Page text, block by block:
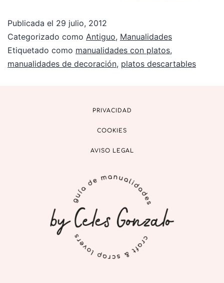
Publicada el 29 julio, 2012
Categorizado como Antiguo, Manualidades
Etiquetado como manualidades con platos,
manualidades de decoración, platos descartables
PRIVACIDAD
COOKIES
AVISO LEGAL